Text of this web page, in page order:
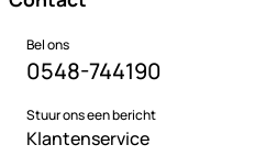
Bel ons
0548-744190
Stuur ons een bericht
Klantenservice